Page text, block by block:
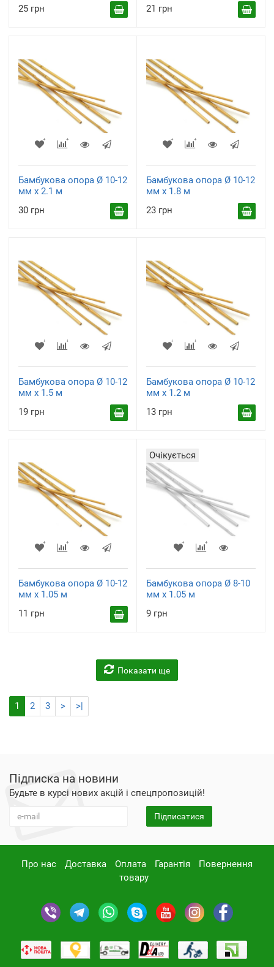
25 грн
21 грн
Бамбукова опора Ø 10-12
мм х 2.1 м
30 грн
Бамбукова опора Ø 10-12
мм х 1.8 м
23 грн
Бамбукова опора Ø 10-12
мм х 1.5 м
19 грн
Бамбукова опора Ø 10-12
мм х 1.2 м
13 грн
Бамбукова опора Ø 10-12
мм х 1.05 м
11 грн
Очікується
Бамбукова опора Ø 8-10
мм х 1.05 м
9 грн
Показати ще
1 2 3 > >|
Підписка на новини
Будьте в курсі нових акцій і спецпропозицій!
Підписатися
Про нас Доставка Оплата Гарантія
Повернення
товару